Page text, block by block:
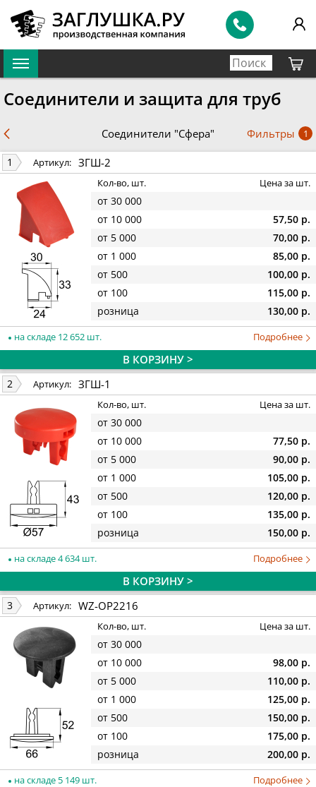
Соединители и защита для труб
Соединители "Сфера" Фильтры 1
1 Артикул: ЗГШ-2
Кол-во, шт. Цена за шт.
от 30 000
от 10 000
57,50 р.
от 5 000
70,00 р.
от 1 000
85,00 р.
от 500
100,00 р.
от 100
115,00 р.
розница
130,00 р.
на складе 12 652 шт. Подробнее
В КОРЗИНУ >
2 Артикул: ЗГШ-1
Кол-во, шт. Цена за шт.
от 30 000
от 10 000
77,50 р.
от 5 000
90,00 р.
от 1 000
105,00 р.
от 500
120,00 р.
от 100
135,00 р.
розница
150,00 р.
на складе 4 634 шт. Подробнее
В КОРЗИНУ >
3 Артикул: WZ-OP2216
Кол-во, шт. Цена за шт.
от 30 000
от 10 000
98,00 р.
от 5 000
110,00 р.
от 1 000
125,00 р.
от 500
150,00 р.
от 100
175,00 р.
розница
200,00 р.
на складе 5 149 шт. Подробнее